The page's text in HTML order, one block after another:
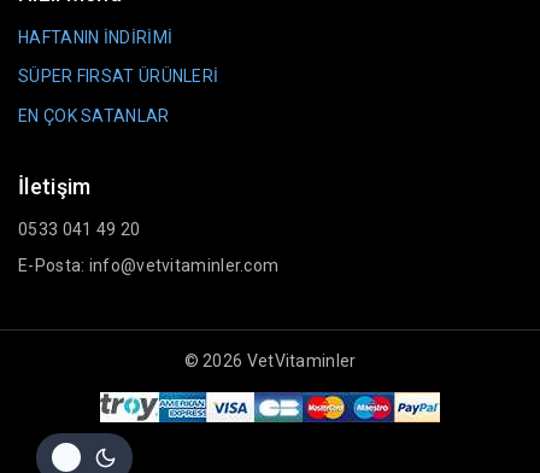
HAFTANIN İNDİRİMİ
SÜPER FIRSAT ÜRÜNLERİ
EN ÇOK SATANLAR
İletişim
0533 041 49 20
E-Posta: info@vetvitaminler.com
© 2026 VetVitaminler